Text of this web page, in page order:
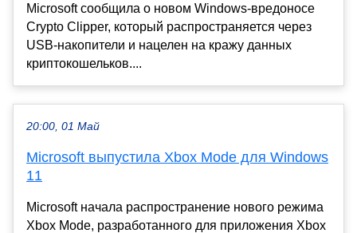
Microsoft сообщила о новом Windows-вредоносе
Crypto Clipper, который распространяется через
USB-накопители и нацелен на кражу данных
криптокошельков....
20:00, 01 Май
Microsoft выпустила Xbox Mode для Windows
11
Microsoft начала распространение нового режима
Xbox Mode, разработанного для приложения Xbox